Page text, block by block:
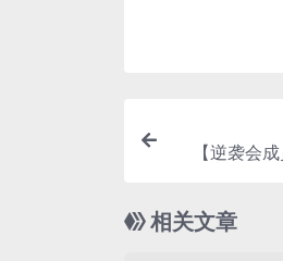
【逆袭会
相关文章